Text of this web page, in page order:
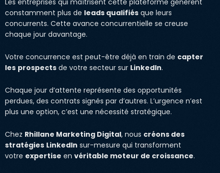
Les entreprises qui maîtrisent cette plateforme génèrent
constamment plus de leads qualifiés que leurs
concurrents. Cette avance concurrentielle se creuse
chaque jour davantage.
Votre concurrence est peut-être déjà en train de capter
les prospects de votre secteur sur LinkedIn.
Chaque jour d’attente représente des opportunités
perdues, des contrats signés par d’autres. L’urgence n’est
plus une option, c’est une nécessité stratégique.
Chez Rhillane Marketing Digital, nous créons des
stratégies LinkedIn sur-mesure qui transforment
votre expertise en véritable moteur de croissance.